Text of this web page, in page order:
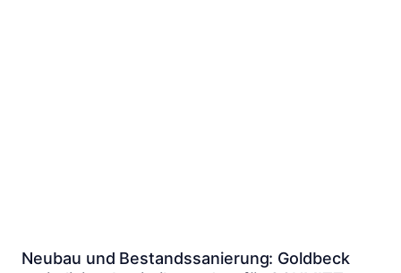
Neubau und Bestandssanierung: Goldbeck